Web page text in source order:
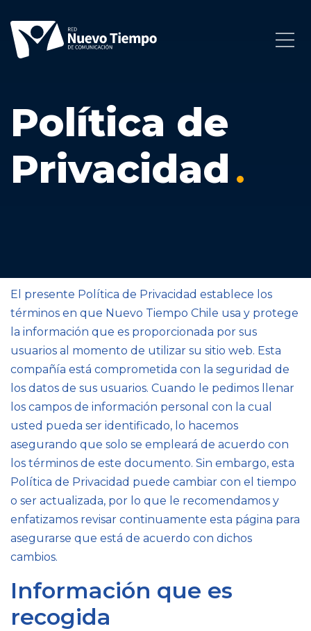
Política de
Privacidad
El presente Política de Privacidad establece los
términos en que Nuevo Tiempo Chile usa y protege
la información que es proporcionada por sus
usuarios al momento de utilizar su sitio web. Esta
compañía está comprometida con la seguridad de
los datos de sus usuarios. Cuando le pedimos llenar
los campos de información personal con la cual
usted pueda ser identificado, lo hacemos
asegurando que solo se empleará de acuerdo con
los términos de este documento. Sin embargo, esta
Política de Privacidad puede cambiar con el tiempo
o ser actualizada, por lo que le recomendamos y
enfatizamos revisar continuamente esta página para
asegurarse que está de acuerdo con dichos
cambios.
Información que es
recogida